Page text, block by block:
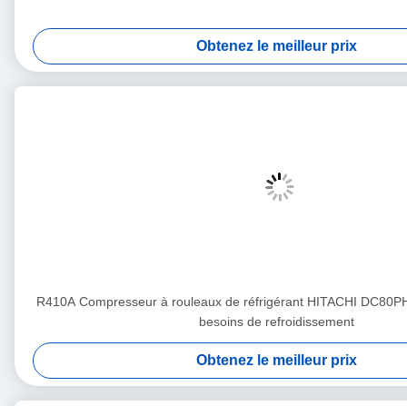
Obtenez le meilleur prix
R410A Compresseur à rouleaux de réfrigérant HITACHI
besoins de refroidissement
Obtenez le meilleur prix